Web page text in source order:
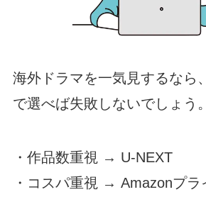
海外ドラマを一気見するなら
で選べば失敗しないでしょう。
・作品数重視 → U-NEXT
・コスパ重視 → Amazonプラ